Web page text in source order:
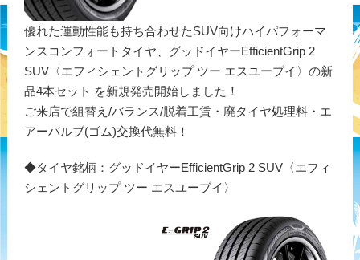
優れた運動性能も持ち合わせたSUV向けハイパフォーマ
ンスコンフォートタイヤ、グッドイヤーEfficientGrip 2
SUV〈エフィシェントグリップ ツー エスユーブイ〉の新
品4本セット を新規発売開始しました！
ご来店で組替え/バランス/脱着工賃・廃タイヤ処理料・エ
アーバルブ(ゴム)交換代無料！
◆タイヤ銘柄：グッドイヤーEfficientGrip 2 SUV〈エフィ
シェントグリップ ツー エスユーブイ〉